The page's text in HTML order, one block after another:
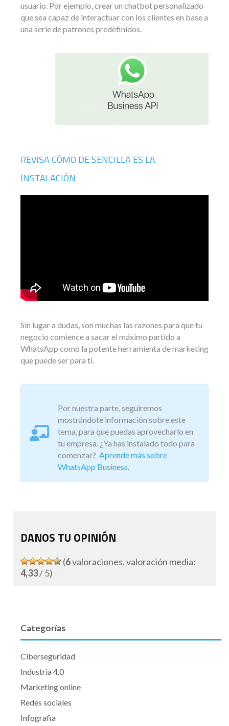
usuario. Por ejemplo, crear un chatbot personalizado
que sea capaz de interactuar con los clientes en base a
una serie de patrones predefinidos.
REVISA CÓMO DE SENCILLA ES LA
INSTALACIÓN
Sin lugar a dudas, son muchas las razones para que tu
negocio comience a sacar el máximo partido a
WhatsApp como la potente herramienta de marketing
que puede ser para ti.
Por nuestra parte, seguiremos
mostrándote información sobre este
tema, para que puedas aprovecharlo en
tu empresa. ¿Ya has instalado todo para
comenzar? Aprende más sobre
WhatsApp Business.
DANOS TU OPINIÓN
(6valoraciones, valoración media:
4,33/ 5)
Categorías
Ciberseguridad
Industria 4.0
Marketing online
Redes sociales
Infografia